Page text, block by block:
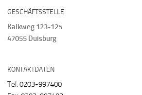
GESCHÄFTSSTELLE
Kalkweg 123-125
47055 Duisburg
KONTAKTDATEN
Tel: 0203-997400